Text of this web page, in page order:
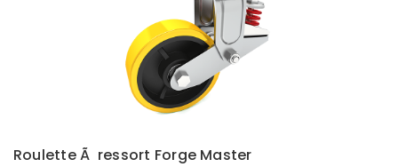
Roulette Ã ressort Forge Master